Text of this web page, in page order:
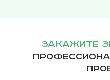
Закажите